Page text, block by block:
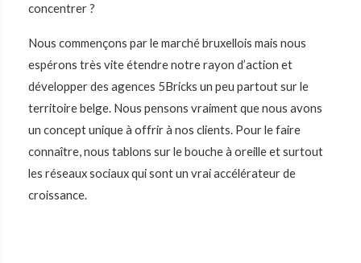
concentrer ?
Nous commençons par le marché bruxellois mais nous
espérons très vite étendre notre rayon d’action et
développer des agences 5Bricks un peu partout sur le
territoire belge. Nous pensons vraiment que nous avons
un concept unique à offrir à nos clients. Pour le faire
connaître, nous tablons sur le bouche à oreille et surtout
les réseaux sociaux qui sont un vrai accélérateur de
croissance.